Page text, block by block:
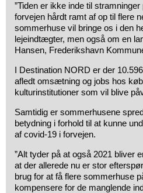
”Tiden er ikke inde til
forvejen hårdt ramt af op til flere
sommerhuse vil bringe os i den
lejeindtægter, men også om en
Hansen, Frederikshavn
I Destination NORD er der
afledt omsætning og jobs hos
kulturinstitutioner som vil blive
Samtidig er sommerhusene
betydning i forhold til at kunne
af covid-19 i forvejen.
”Alt tyder på at også 2021 bliver
at der allerede nu er stor
brug for at få flere sommerhuse
kompensere for de manglende